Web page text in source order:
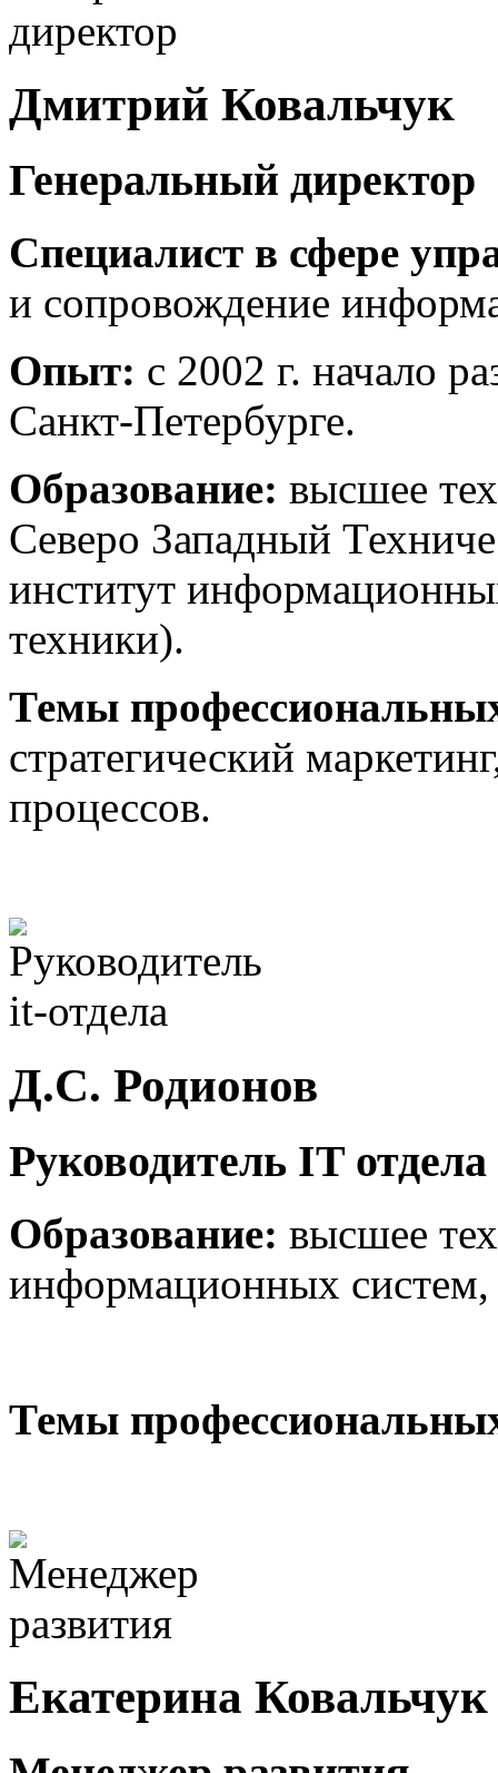
Дмитрий Ковальчук
Генеральный директор
Специалист в сфере
и сопровождение
Опыт: с 2002 г. начало
Санкт-Петербурге.
Образование: высшее
Северо Западный
институт
техники).
Темы
стратегический
процессов.
Д.C. Родионов
Руководитель IT
Образование: высшее
информационных систем,
Темы
Екатерина Ковальчук